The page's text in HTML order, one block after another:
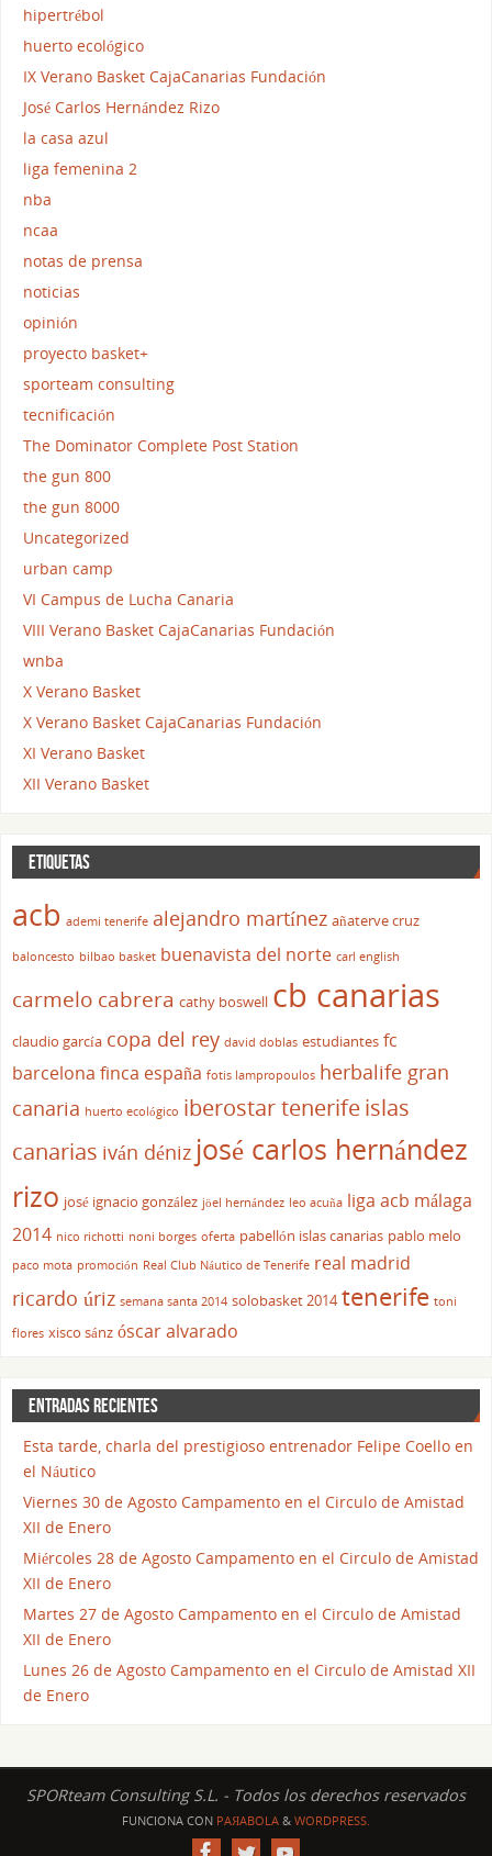
hipertrébol
huerto ecológico
IX Verano Basket CajaCanarias Fundación
José Carlos Hernández Rizo
la casa azul
liga femenina 2
nba
ncaa
notas de prensa
noticias
opinión
proyecto basket+
sporteam consulting
tecnificación
The Dominator Complete Post Station
the gun 800
the gun 8000
Uncategorized
urban camp
VI Campus de Lucha Canaria
VIII Verano Basket CajaCanarias Fundación
wnba
X Verano Basket
X Verano Basket CajaCanarias Fundación
XI Verano Basket
XII Verano Basket
ETIQUETAS
acb ademi tenerife alejandro martínez añaterve cruz
baloncesto bilbao basket buenavista del norte carl english
carmelo cabrera cathy boswell cb canarias
claudio garcía copa del rey david doblas estudiantes fc
barcelona finca españa fotis lampropoulos herbalife gran
canaria huerto ecológico iberostar tenerifeislas
canarias iván déniz josé carlos hernández
rizo josé ignacio gonzález jöel hernández leo acuña liga acb málaga
2014 nico richotti noni borges oferta pabellón islas canarias pablo melo
paco mota promoción Real Club Náutico de Tenerife real madrid
ricardo úriz semana santa 2014 solobasket 2014 tenerife toni
flores xisco sánz óscar alvarado
ENTRADAS RECIENTES
Esta tarde, charla del prestigioso entrenador Felipe Coello en
el Náutico
Viernes 30 de Agosto Campamento en el Circulo de Amistad
XII de Enero
Miércoles 28 de Agosto Campamento en el Circulo de Amistad
XII de Enero
Martes 27 de Agosto Campamento en el Circulo de Amistad
XII de Enero
Lunes 26 de Agosto Campamento en el Circulo de Amistad XII
de Enero
SPORteam Consulting S.L. - Todos los derechos reservados
FUNCIONA CON PAЯABOLA & WORDPRESS.